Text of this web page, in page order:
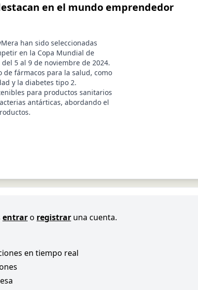
en el mundo emprendedor
han sido seleccionadas
en la Copa Mundial de
5 al 9 de noviembre de 2024.
de fármacos para la salud, como
y la diabetes tipo 2.
para productos sanitarios
antárticas, abordando el
entraro registrar una cuenta.
en tiempo real